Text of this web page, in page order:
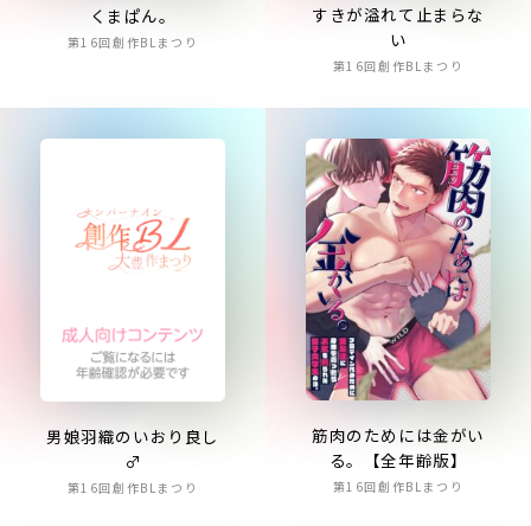
くまぱん。
第16回創作BLまつり
すきが溢れて止まらな
い
第16回創作BLまつり
男娘羽織のいおり良し
♂
第16回創作BLまつり
筋肉のためには金がい
る。【全年齢版】
第16回創作BLまつり